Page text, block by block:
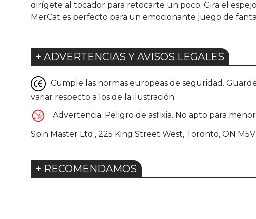
dirígete al tocador para retocarte un poco. Gira el
MerCat es perfecto para un emocionante juego de
+ ADVERTENCIAS Y AVISOS LEGALES
Cumple las normas europeas de seguridad.
variar respecto a los de la ilustración.
Advertencia: Peligro de asfixia. No apto para
Spin Master Ltd., 225 King Street West, Toronto, ON
+ RECOMENDAMOS